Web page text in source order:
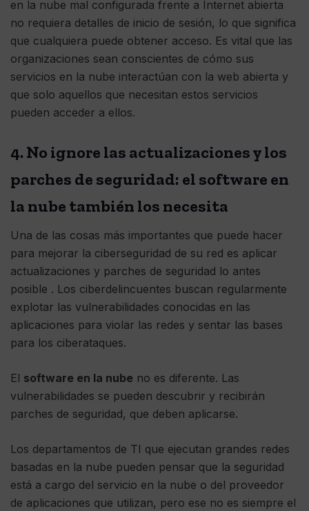
en la nube mal configurada frente a Internet abierta
no requiera detalles de inicio de sesión, lo que significa
que cualquiera puede obtener acceso. Es vital que las
organizaciones sean conscientes de cómo sus
servicios en la nube interactúan con la web abierta y
que solo aquellos que necesitan estos servicios
pueden acceder a ellos.
4. No ignore las actualizaciones y los
parches de seguridad: el software en
la nube también los necesita
Una de las cosas más importantes que puede hacer
para mejorar la ciberseguridad de su red es aplicar
actualizaciones y parches de seguridad lo antes
posible . Los ciberdelincuentes buscan regularmente
explotar las vulnerabilidades conocidas en las
aplicaciones para violar las redes y sentar las bases
para los ciberataques.
El software en la nube no es diferente. Las
vulnerabilidades se pueden descubrir y recibirán
parches de seguridad, que deben aplicarse.
Los departamentos de TI que ejecutan grandes redes
basadas en la nube pueden pensar que la seguridad
está a cargo del servicio en la nube o del proveedor
de aplicaciones que utilizan, pero ese no es siempre el